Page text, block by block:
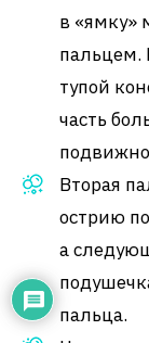
в «ямку»
пальцем.
тупой
часть
Вторая
острию
а
пальца.